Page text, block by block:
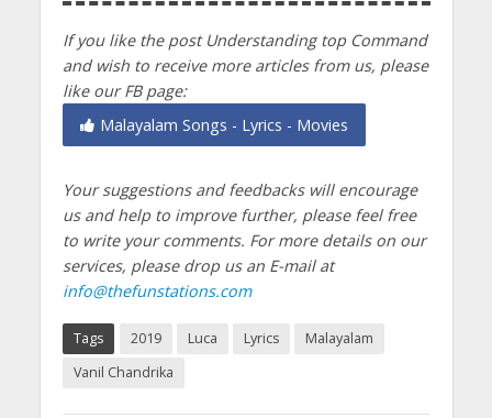
If you like the post Understanding top Command
and wish to receive more articles from us, please
like our FB page:
Malayalam Songs - Lyrics - Movies
Your suggestions and feedbacks will encourage
us and help to improve further, please feel free
to write your comments. For more details on our
services, please drop us an E-mail at
info@thefunstations.com
Tags 2019 Luca Lyrics
Malayalam
Vanil Chandrika